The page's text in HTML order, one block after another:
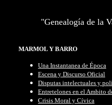
"Genealogía de la
MARMOL Y BARRO
Una Instantanea de Época
Escena y Discurso Oficial
Disputas intelectuales y
Entretelones en el Ambito
Crisis Moral y Cívica